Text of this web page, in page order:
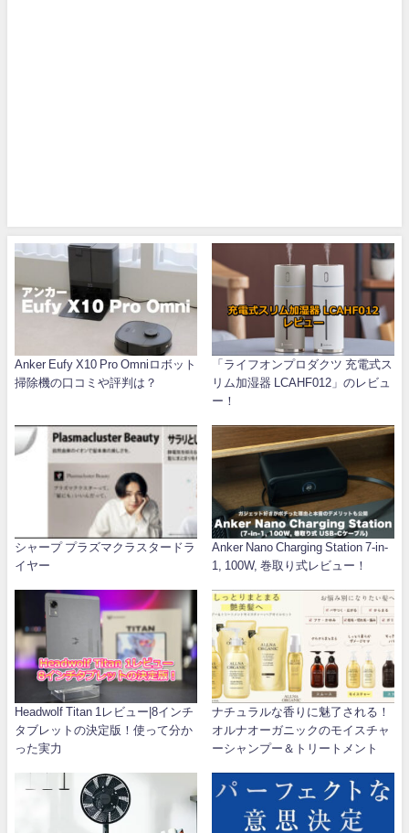
Anker Eufy X10 Pro Omniロボット
掃除機の口コミや評判は？
「ライフオンプロダクツ 充電式ス
リム加湿器 LCAHF012」のレビュ
ー！
シャープ プラズマクラスタードラ
イヤー
Anker Nano Charging Station 7-in-
1, 100W, 巻取り式レビュー！
Headwolf Titan 1レビュー|8インチ
タブレットの決定版！使って分か
った実力
ナチュラルな香りに魅了される！
オルナオーガニックのモイスチャ
ーシャンプー＆トリートメント